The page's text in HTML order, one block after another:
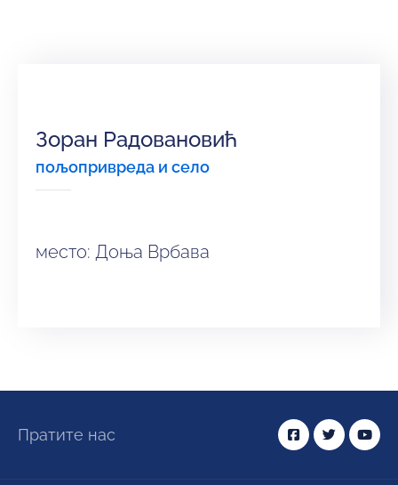
природе
Едукација
Зоран Радовановић
пољопривреда и село
место: Доња Врбава
Пратите нас